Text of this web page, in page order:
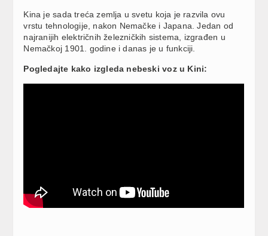
Kina je sada treća zemlja u svetu koja je razvila ovu
vrstu tehnologije, nakon Nemačke i Japana. Jedan od
najranijih električnih železničkih sistema, izgrađen u
Nemačkoj 1901. godine i danas je u funkciji.
Pogledajte kako izgleda nebeski voz u Kini: